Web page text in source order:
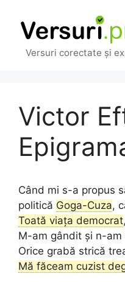
conținut
Versuri corectate și
Victor
Când mi s-a propus
politică Goga-Cuza,
Toată viața democrat,
M-am gândit și n-am
Orice grabă strică
Mă făceam cuzist